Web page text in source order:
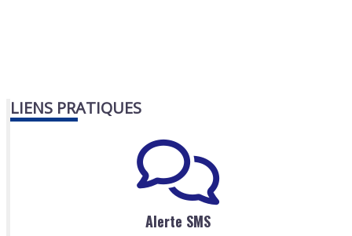
LIENS PRATIQUES
Alerte SMS